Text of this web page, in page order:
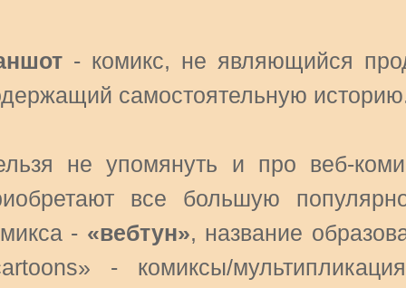
- комикс, не являющийся
самостоятельную
не упомянуть и про веб-
все большую
- «вебтун», название
- комиксы/